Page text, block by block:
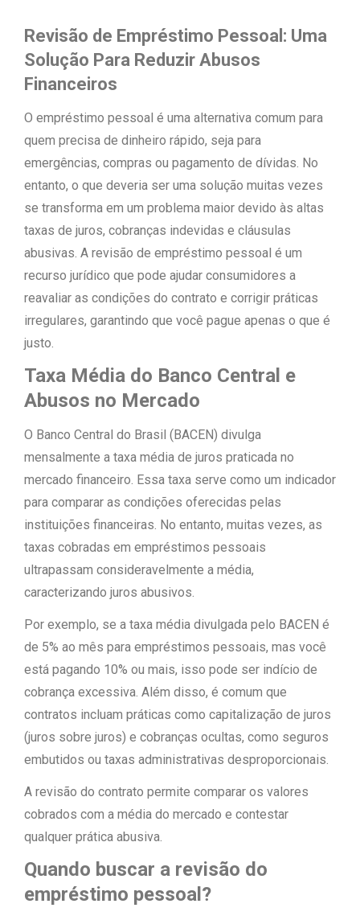
Revisão de Empréstimo Pessoal: Uma
Solução Para Reduzir Abusos
Financeiros
O empréstimo pessoal é uma alternativa comum para
quem precisa de dinheiro rápido, seja para
emergências, compras ou pagamento de dívidas. No
entanto, o que deveria ser uma solução muitas vezes
se transforma em um problema maior devido às altas
taxas de juros, cobranças indevidas e cláusulas
abusivas. A revisão de empréstimo pessoal é um
recurso jurídico que pode ajudar consumidores a
reavaliar as condições do contrato e corrigir práticas
irregulares, garantindo que você pague apenas o que é
justo.
Taxa Média do Banco Central e
Abusos no Mercado
O Banco Central do Brasil (BACEN) divulga
mensalmente a taxa média de juros praticada no
mercado financeiro. Essa taxa serve como um indicador
para comparar as condições oferecidas pelas
instituições financeiras. No entanto, muitas vezes, as
taxas cobradas em empréstimos pessoais
ultrapassam consideravelmente a média,
caracterizando juros abusivos.
Por exemplo, se a taxa média divulgada pelo BACEN é
de 5% ao mês para empréstimos pessoais, mas você
está pagando 10% ou mais, isso pode ser indício de
cobrança excessiva. Além disso, é comum que
contratos incluam práticas como capitalização de juros
(juros sobre juros) e cobranças ocultas, como seguros
embutidos ou taxas administrativas desproporcionais.
A revisão do contrato permite comparar os valores
cobrados com a média do mercado e contestar
qualquer prática abusiva.
Quando buscar a revisão do
empréstimo pessoal?